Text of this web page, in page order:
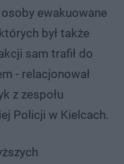
ewakuowane
był także
sam trafił do
- relacjonował
z zespołu
Policji w Kielcach.